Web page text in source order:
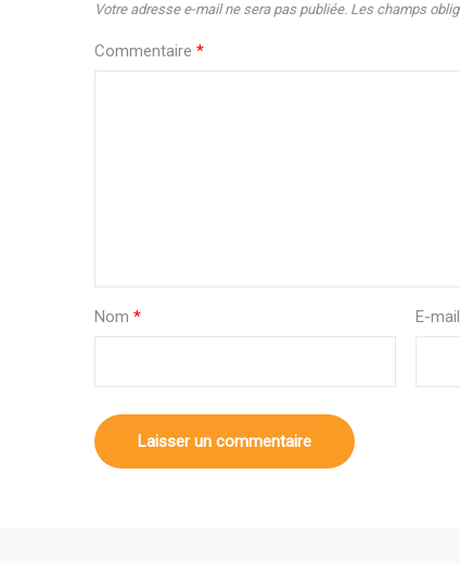
Votre adresse e-mail ne sera pas publiée. Les champs
Commentaire *
Nom * E-mail